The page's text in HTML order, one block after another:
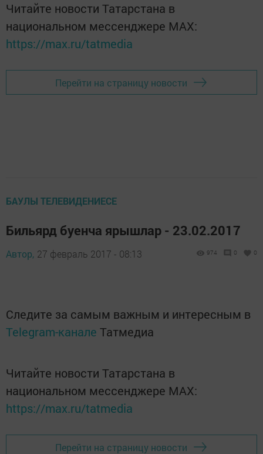
Читайте новости Татарстана в
национальном мессенджере MАХ:
https://max.ru/tatmedia
Перейти на страницу новости
БАУЛЫ ТЕЛЕВИДЕНИЕСЕ
Бильярд буенча ярышлар - 23.02.2017
Автор, 27 февраль 2017 - 08:13 974 0 0
Следите за самым важным и интересным в
Telegram-канале Татмедиа
Читайте новости Татарстана в
национальном мессенджере MАХ:
https://max.ru/tatmedia
Перейти на страницу новости